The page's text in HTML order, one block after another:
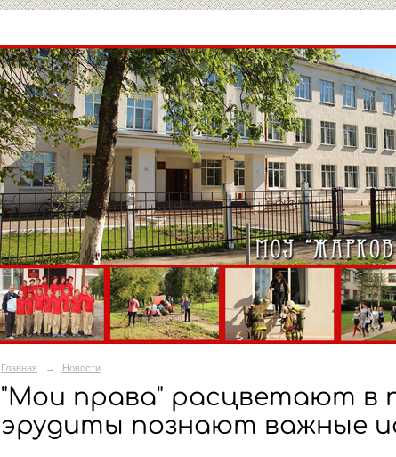
Главная → Новости
"Мои права" расцветают в
эрудиты познают важные